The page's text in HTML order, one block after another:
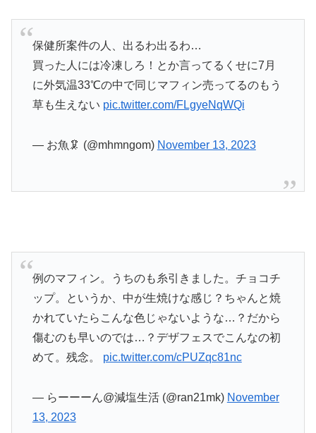
保健所案件の人、出るわ出るわ…
買った人には冷凍しろ！とか言ってるくせに7月
に外気温33℃の中で同じマフィン売ってるのもう
草も生えない pic.twitter.com/FLgyeNqWQi
— お魚🦑 (@mhmngom) November 13, 2023
例のマフィン。うちのも糸引きました。チョコチ
ップ。というか、中が生焼けな感じ？ちゃんと焼
かれていたらこんな色じゃないような…？だから
傷むのも早いのでは…？デザフェスでこんなの初
めて。残念。 pic.twitter.com/cPUZqc81nc
— らーーーん@減塩生活 (@ran21mk) November
13, 2023